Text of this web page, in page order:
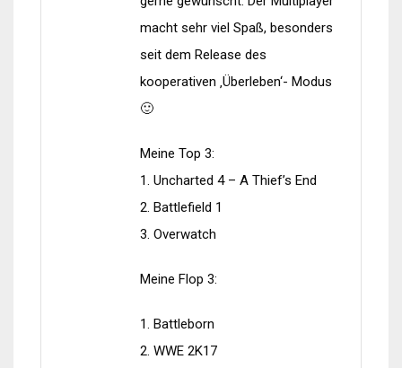
macht sehr viel Spaß, besonders
seit dem Release des
kooperativen ‚Überleben‘- Modus
🙂
Meine Top 3:
1. Uncharted 4 – A Thief’s End
2. Battlefield 1
3. Overwatch
Meine Flop 3:
1. Battleborn
2. WWE 2K17